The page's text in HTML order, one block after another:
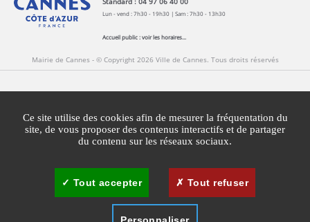
Lun - vend : 7h30 - 19h30 | Sam : 7h30 - 13h30
Accueil public :voir les horaires...
Mairie de Cannes - © Copyright 2026 Ville de Cannes. Tous droits réservés
Mentions légales Agglomération Cannes Lérins
Plan du site Gestion des cookies
Ce site utilise des cookies afin de mesurer la fréquentation du
site, de vous proposer des contenus interactifs et de partager
du contenu sur les réseaux sociaux.
Tout accepter Tout refuser